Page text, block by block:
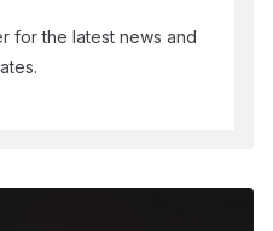
for the latest news and